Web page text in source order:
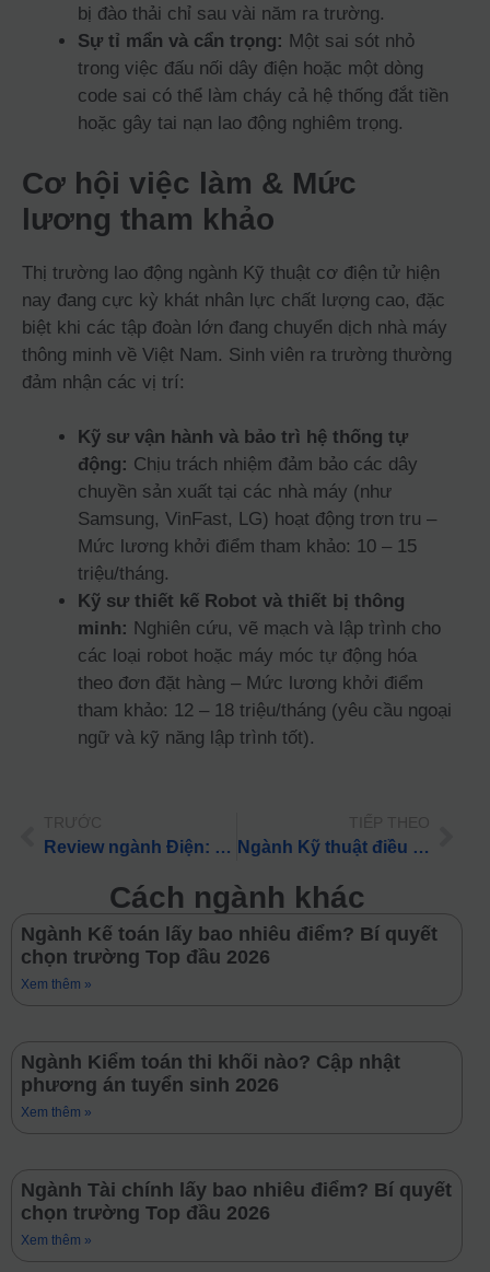
bị đào thải chỉ sau vài năm ra trường.
Sự tỉ mẩn và cẩn trọng: Một sai sót nhỏ
trong việc đấu nối dây điện hoặc một dòng
code sai có thể làm cháy cả hệ thống đắt tiền
hoặc gây tai nạn lao động nghiêm trọng.
Cơ hội việc làm & Mức
lương tham khảo
Thị trường lao động ngành Kỹ thuật cơ điện tử hiện
nay đang cực kỳ khát nhân lực chất lượng cao, đặc
biệt khi các tập đoàn lớn đang chuyển dịch nhà máy
thông minh về Việt Nam. Sinh viên ra trường thường
đảm nhận các vị trí:
Kỹ sư vận hành và bảo trì hệ thống tự
động: Chịu trách nhiệm đảm bảo các dây
chuyền sản xuất tại các nhà máy (như
Samsung, VinFast, LG) hoạt động trơn tru –
Mức lương khởi điểm tham khảo: 10 – 15
triệu/tháng.
Kỹ sư thiết kế Robot và thiết bị thông
minh: Nghiên cứu, vẽ mạch và lập trình cho
các loại robot hoặc máy móc tự động hóa
theo đơn đặt hàng – Mức lương khởi điểm
tham khảo: 12 – 18 triệu/tháng (yêu cầu ngoại
ngữ và kỹ năng lập trình tốt).
Review ngành Điện: Học gì, ở đâu và Lương khởi điểm 2026 Ngành Kỹ thuật điều khiển tự động hóa lấy bao nhiêu điểm? Bí quyết chọn trường Top đầu 2026
Cách ngành khác
Ngành Kế toán lấy bao nhiêu điểm? Bí quyết
chọn trường Top đầu 2026
Xem thêm »
Ngành Kiểm toán thi khối nào? Cập nhật
phương án tuyển sinh 2026
Xem thêm »
Ngành Tài chính lấy bao nhiêu điểm? Bí quyết
chọn trường Top đầu 2026
Xem thêm »